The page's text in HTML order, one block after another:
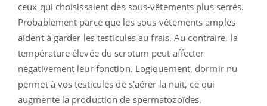
ceux qui choisissaient des sous-vêtements plus serrés.
Probablement parce que les sous-vêtements amples
aident à garder les testicules au frais. Au contraire, la
température élevée du scrotum peut affecter
négativement leur fonction. Logiquement, dormir nu
permet à vos testicules de s'aérer la nuit, ce qui
augmente la production de spermatozoïdes.